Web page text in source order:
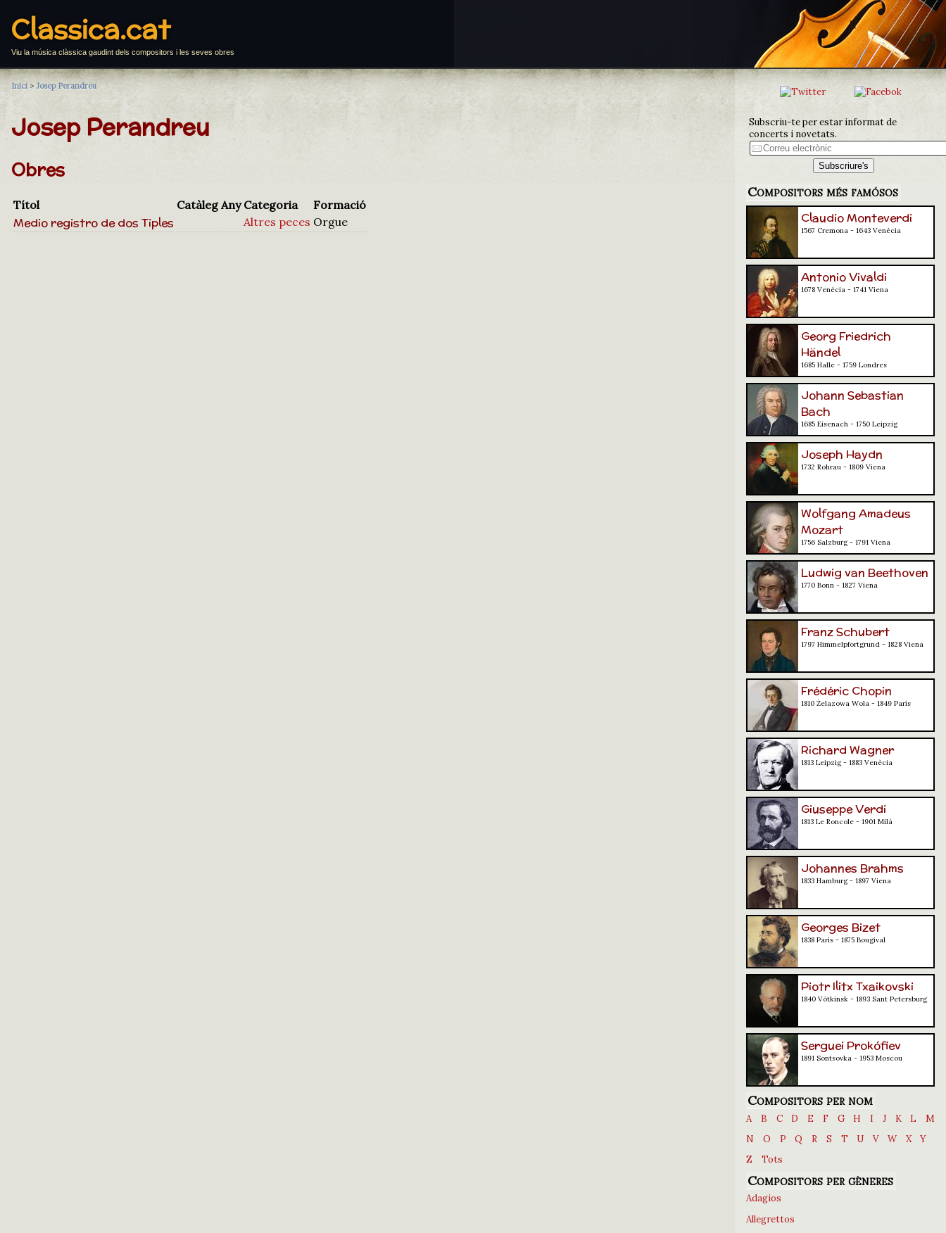
Classica.cat
Viu la música clàssica gaudint dels compositors i les seves obres
Inici > Josep Perandreu
Josep Perandreu
Obres
Títol Catàleg Any Categoria Formació
Medio registro de dos Tiples Altres peces Orgue
Subscriu-te per estar informat de
concerts i novetats.
Compositors més famósos
Claudio Monteverdi
1567 Cremona - 1643 Venècia
Antonio Vivaldi
1678 Venècia - 1741 Viena
Georg Friedrich
Händel
1685 Halle - 1759 Londres
Johann Sebastian
Bach
1685 Eisenach - 1750 Leipzig
Joseph Haydn
1732 Rohrau - 1809 Viena
Wolfgang Amadeus
Mozart
1756 Salzburg - 1791 Viena
Ludwig van Beethoven
1770 Bonn - 1827 Viena
Franz Schubert
1797 Himmelpfortgrund - 1828 Viena
Frédéric Chopin
1810 Żelazowa Wola - 1849 París
Richard Wagner
1813 Leipzig - 1883 Venècia
Giuseppe Verdi
1813 Le Roncole - 1901 Milà
Johannes Brahms
1833 Hamburg - 1897 Viena
Georges Bizet
1838 París - 1875 Bougival
Piotr Ilitx Txaikovski
1840 Vótkinsk - 1893 Sant Petersburg
Serguei Prokófiev
1891 Sontsovka - 1953 Moscou
Compositors per nom
A B C D E F G H I J K L
M
N
O P Q R S T U V W X
Y
Z
Tots
Compositors per gèneres
Adagios
Allegrettos